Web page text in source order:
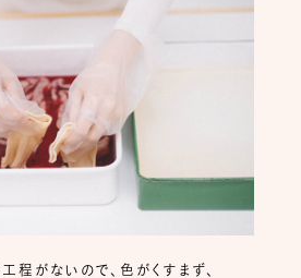
程がないので、色がくすまず、